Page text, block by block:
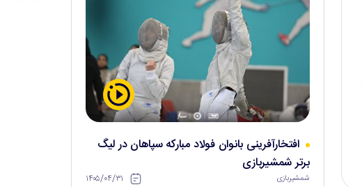
افتخارآفرینی بانوان فولاد مبارکه سپاهان در لیگ
برتر شمشیربازی
شمشیربازی ۱۴۰۵/۰۴/۳۱